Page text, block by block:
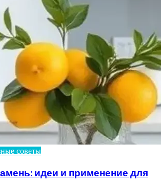
советы
идеи и применение для